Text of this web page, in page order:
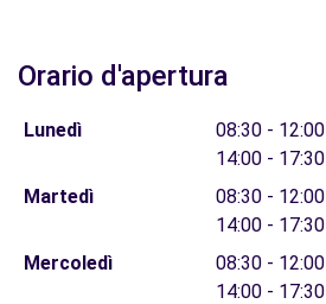
Orario d'apertura
Lunedì
08:30 - 12:00
14:00 - 17:30
Martedì
08:30 - 12:00
14:00 - 17:30
Mercoledì
08:30 - 12:00
14:00 - 17:30